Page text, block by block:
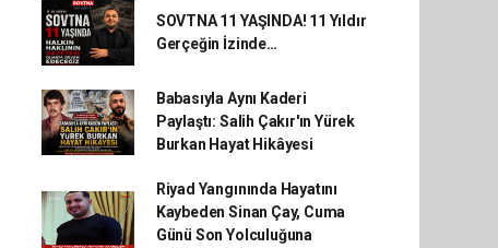
SOVTNA 11 YAŞINDA! 11 Yıldır
Gerçeğin İzinde…
Babasıyla Aynı Kaderi
Paylaştı: Salih Çakır'ın Yürek
Burkan Hayat Hikâyesi
Riyad Yangınında Hayatını
Kaybeden Sinan Çay, Cuma
Günü Son Yolculuğuna